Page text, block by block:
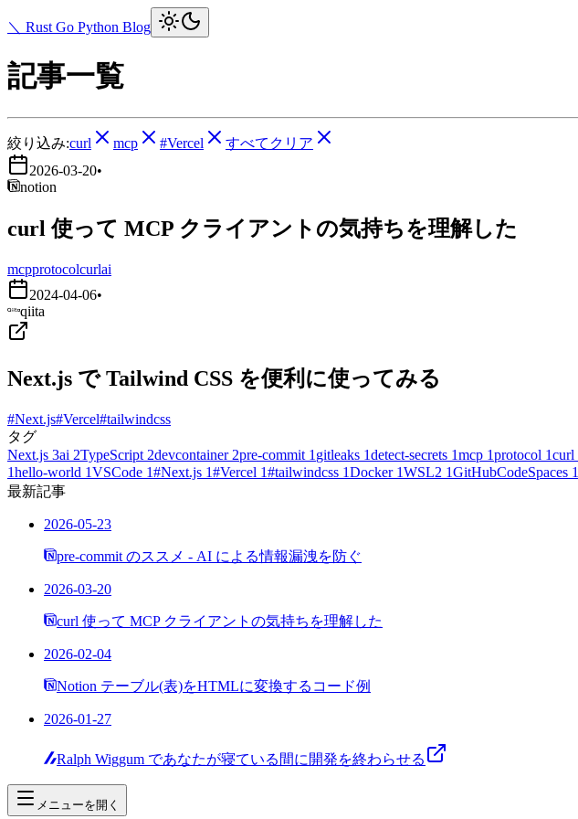
＼ Rust Go Python Blog
記事一覧
絞り込み:curl mcp #Vercel
すべてクリア
2026-03-20•
notion
curl 使って MCP クライアントの気持ちを理解した
mcpprotocolcurlai
2024-04-06•
qiita
Next.js で Tailwind CSS を便利に使ってみる
#Next.js#Vercel#tailwindcss
タグ
Next.js 3ai 2TypeScript 2devcontainer 2pre-commit 1 gitleaks 1detect-secrets 1mcp 1protocol 1curl
1hello-world 1VSCode 1#Next.js 1#Vercel 1#tailwindcss 1Docker 1WSL2 1GitHubCodeSpaces 1
最新記事
2026-05-23
pre-commit のススメ - AI による情報漏洩を防ぐ
2026-03-20
curl 使って MCP クライアントの気持ちを理解した
2026-02-04
Notion テーブル(表)をHTMLに変換するコード例
2026-01-27
Ralph Wiggum であなたが寝ている間に開発を終わらせる
メニューを開く